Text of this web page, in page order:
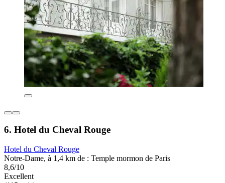
6. Hotel du Cheval Rouge
Hotel du Cheval Rouge
Notre-Dame, à 1,4 km de : Temple mormon de Paris
8,6/10
Excellent